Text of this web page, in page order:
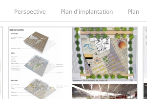
Perspective Plan d'implantation Plan